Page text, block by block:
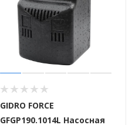
GIDRO FORCE
GFGP190.1014L Насосная
Крепеж стоек для поручня